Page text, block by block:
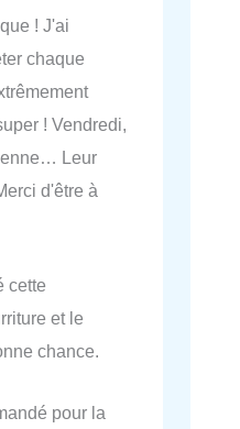
! J'ai
chaque
! Vendredi,
Leur
d'être à
cette
et le
chance.
pour la